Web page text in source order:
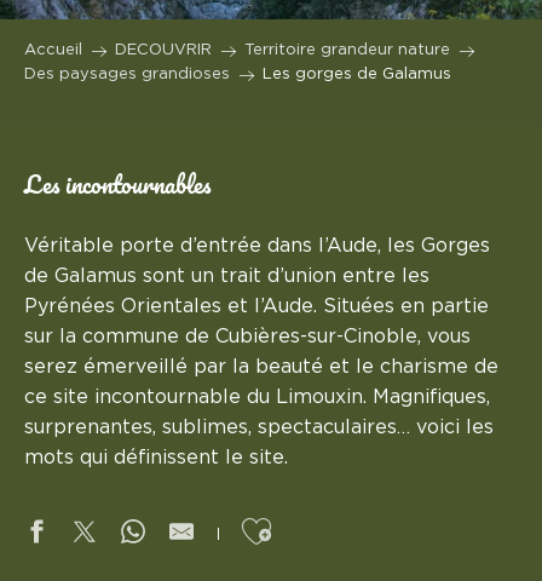
Accueil DECOUVRIR
Territoire grandeur nature
Des paysages grandioses
Les gorges de Galamus
Les incontournables
Véritable porte d’entrée dans l’Aude, les Gorges
de Galamus sont un trait d’union entre les
Pyrénées Orientales et l’Aude. Situées en partie
sur la commune de Cubières-sur-Cinoble, vous
serez émerveillé par la beauté et le charisme de
ce site incontournable du Limouxin. Magnifiques,
surprenantes, sublimes, spectaculaires… voici les
mots qui définissent le site.
Ajouter aux favoris